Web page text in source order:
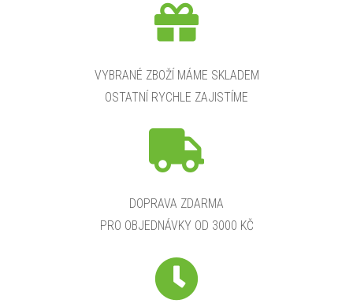
VYBRANÉ ZBOŽÍ MÁME SKLADEM
OSTATNÍ RYCHLE ZAJISTÍME
DOPRAVA ZDARMA
PRO OBJEDNÁVKY OD 3000 KČ